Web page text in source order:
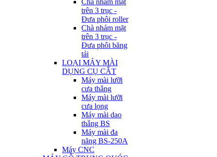
Chà nhám mặt
trên 3 trục -
Đưa phôi roller
Chà nhám mặt
trên 3 trục -
Đưa phôi băng
tải
LOẠI MÁY MÀI
DỤNG CỤ CẮT
Máy mài lưỡi
cưa thẳng
Máy mài lưỡi
cưa lọng
Máy mài dao
thẳng BS
Máy mài đa
năng BS-250A
Máy CNC